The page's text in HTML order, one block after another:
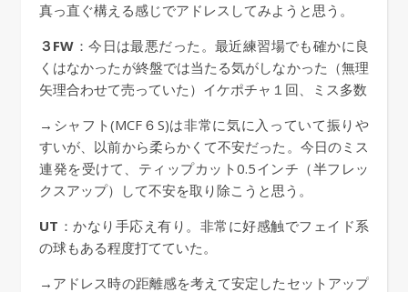
真っ直ぐ構える感じでアドレスしてみようと思う。
３FW ：今日は最悪だった。最近練習場でも確かに良
くはなかったが終盤では当たる気がしなかった（無理
矢理合わせて売っていた）イケポチャ１回、ミス多数
→シャフト(MCF６S)は非常に気に入っていて振りや
すいが、以前から柔らかくて不安だった。今日のミス
連発を受けて、ティップカット0.5インチ（半フレッ
クスアップ）して不安を取り除こうと思う。
UT ：かなり手応え有り。非常に好感触でフェイド系
の球もある程度打てていた。
→アドレス時の距離感を考えて安定したセットアップ